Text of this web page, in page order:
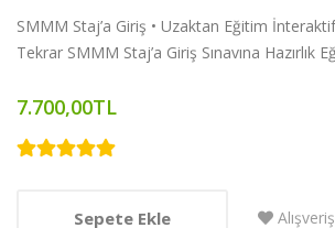
SMMM Staj’a Giriş • Uzaktan Eğitim İnteraktif
Tekrar SMMM Staj’a Giriş Sınavına Hazırlık
7.700,00TL
Sepete Ekle